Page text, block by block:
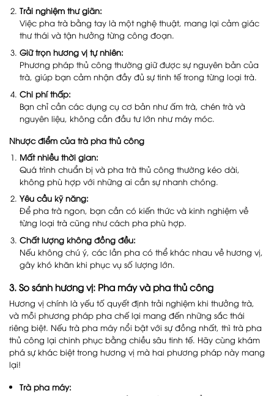
Trải nghiệm thư giãn:
Việc pha trà bằng tay là một nghệ thuật, mang lại cảm giác
thư thái và tận hưởng từng công đoạn.
Giữ trọn hương vị tự nhiên:
Phương pháp thủ công thường giữ được sự nguyên bản của
trà, giúp bạn cảm nhận đầy đủ sự tinh tế trong từng loại trà.
Chi phí thấp:
Bạn chỉ cần các dụng cụ cơ bản như ấm trà, chén trà và
nguyên liệu, không cần đầu tư lớn như máy móc.
Nhược điểm của trà pha thủ công
Mất nhiều thời gian:
Quá trình chuẩn bị và pha trà thủ công thường kéo dài,
không phù hợp với những ai cần sự nhanh chóng.
Yêu cầu kỹ năng:
Để pha trà ngon, bạn cần có kiến thức và kinh nghiệm về
từng loại trà cũng như cách pha phù hợp.
Chất lượng không đồng đều:
Nếu không chú ý, các lần pha có thể khác nhau về hương vị,
gây khó khăn khi phục vụ số lượng lớn.
3. So sánh hương vị: Pha máy và pha thủ công
Hương vị chính là yếu tố quyết định trải nghiệm khi thưởng trà,
và mỗi phương pháp pha chế lại mang đến những sắc thái
riêng biệt. Nếu trà pha máy nổi bật với sự đồng nhất, thì trà pha
thủ công lại chinh phục bằng chiều sâu tinh tế. Hãy cùng khám
phá sự khác biệt trong hương vị mà hai phương pháp này mang
lại!
Trà pha máy: